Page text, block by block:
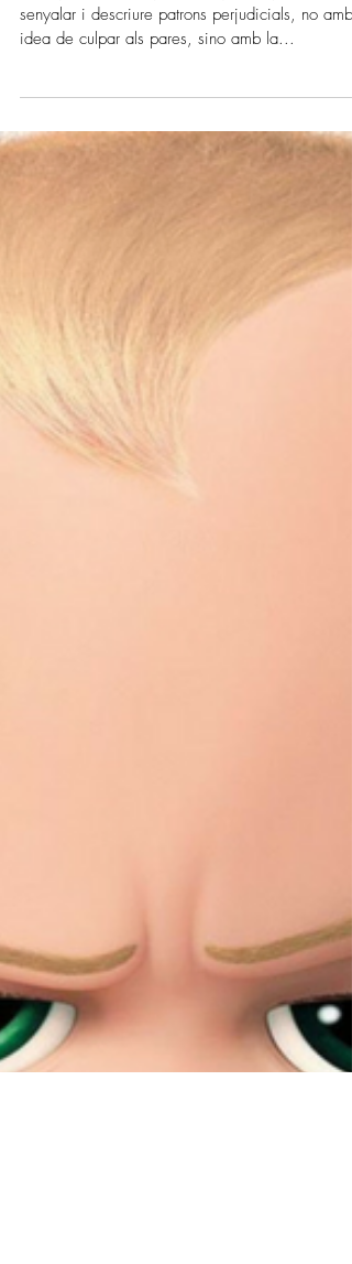
dictador" (2n capítol)
Com ja sabeu, l'objectiu d'aquestes pautes es
idea de culpar als pares, sino amb la...